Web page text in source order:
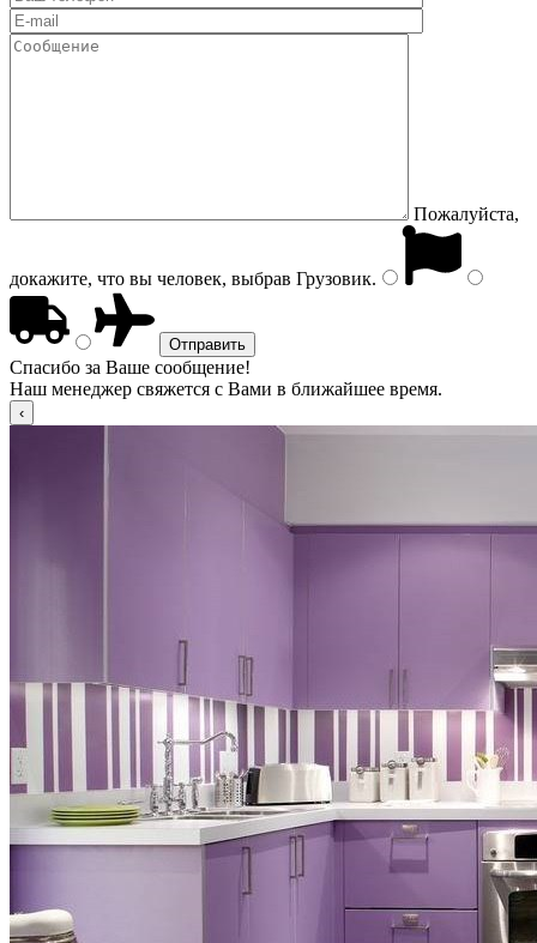
Пожалуйста,
докажите, что вы человек, выбрав Грузовик.
Спасибо за Ваше сообщение!
Наш менеджер свяжется с Вами в ближайшее время.